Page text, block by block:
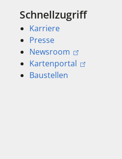
Schnellzugriff
Karriere
Presse
Newsroom
Kartenportal
Baustellen